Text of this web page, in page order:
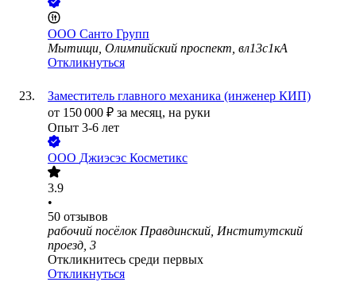
ООО Санто Групп
Мытищи, Олимпийский проспект, вл13с1кА
Откликнуться
Заместитель главного механика (инженер КИП)
от 150 000 ₽ за месяц, на руки
Опыт 3-6 лет
ООО Джиэсэс Косметикс
3.9
•
50 отзывов
рабочий посёлок Правдинский, Институтский
проезд, 3
Откликнитесь среди первых
Откликнуться